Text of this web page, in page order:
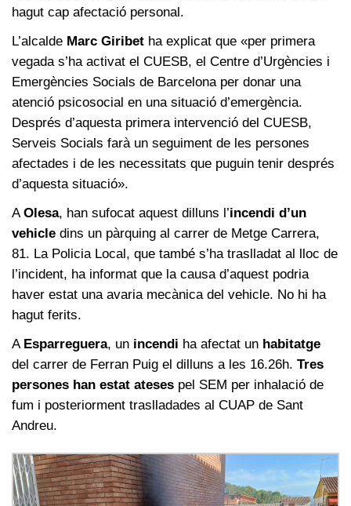
hagut cap afectació personal.
L’alcalde Marc Giribet ha explicat que «per primera
vegada s’ha activat el CUESB, el Centre d’Urgències i
Emergències Socials de Barcelona per donar una
atenció psicosocial en una situació d’emergència.
Després d’aquesta primera intervenció del CUESB,
Serveis Socials farà un seguiment de les persones
afectades i de les necessitats que puguin tenir després
d’aquesta situació».
A Olesa, han sufocat aquest dilluns l’incendi d’un
vehicle dins un pàrquing al carrer de Metge Carrera,
81. La Policia Local, que també s’ha traslladat al lloc de
l’incident, ha informat que la causa d’aquest podria
haver estat una avaria mecànica del vehicle. No hi ha
hagut ferits.
A Esparreguera, un incendi ha afectat un habitatge
del carrer de Ferran Puig el dilluns a les 16.26h. Tres
persones han estat ateses pel SEM per inhalació de
fum i posteriorment traslladades al CUAP de Sant
Andreu.